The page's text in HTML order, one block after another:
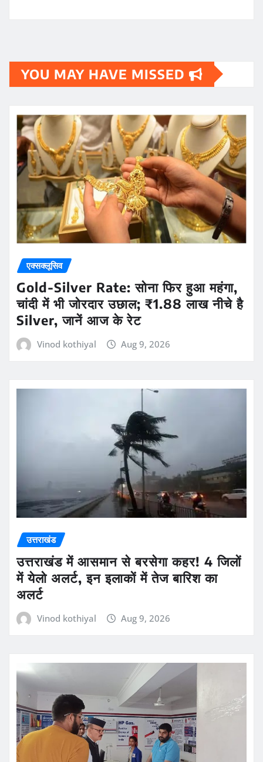
YOU MAY HAVE MISSED
एक्सक्लूसिव
Gold-Silver Rate: सोना फिर हुआ महंगा,
चांदी में भी जोरदार उछाल; ₹1.88 लाख नीचे है
Silver, जानें आज के रेट
Vinod kothiyal Aug 9, 2026
उत्तराखंड
उत्तराखंड में आसमान से बरसेगा कहर! 4 जिलों
में येलो अलर्ट, इन इलाकों में तेज बारिश का
अलर्ट
Vinod kothiyal Aug 9, 2026